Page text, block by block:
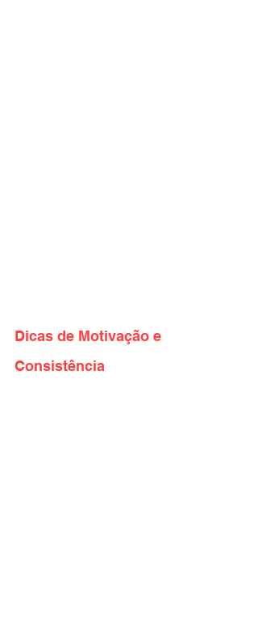
Dicas de Motivação e
Consistência